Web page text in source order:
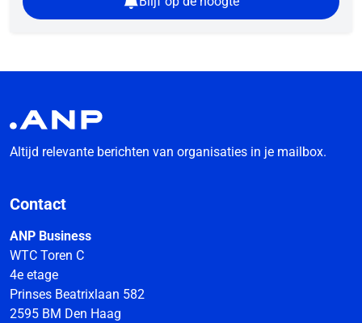
Altijd relevante berichten van organisaties in je mailbox.
Contact
ANP Business
WTC Toren C
4e etage
Prinses Beatrixlaan 582
2595 BM Den Haag